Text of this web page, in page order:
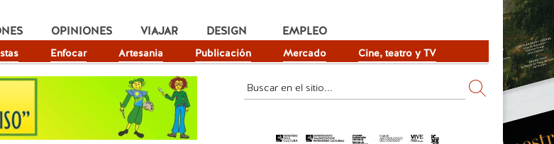
Enfocar Artesania Publicación Mercado Cine, teatro y TV
OPINIONES VIAJAR DESIGN EMPLEO